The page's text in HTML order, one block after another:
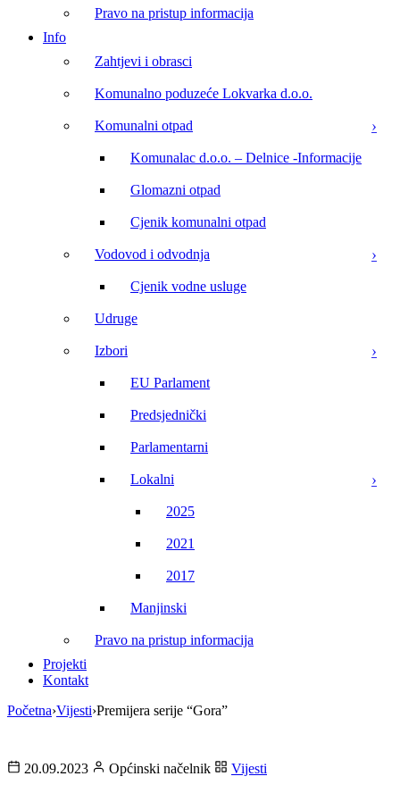
Pravo na pristup informacija
Info
Zahtjevi i obrasci
Komunalno poduzeće Lokvarka d.o.o.
Komunalni otpad
Komunalac d.o.o. – Delnice -Informacije
Glomazni otpad
Cjenik komunalni otpad
Vodovod i odvodnja
Cjenik vodne usluge
Udruge
Izbori
EU Parlament
Predsjednički
Parlamentarni
Lokalni
2025
2021
2017
Manjinski
Pravo na pristup informacija
Projekti
Kontakt
Početna›Vijesti›Premijera serije “Gora”
20.09.2023 Općinski načelnik Vijesti